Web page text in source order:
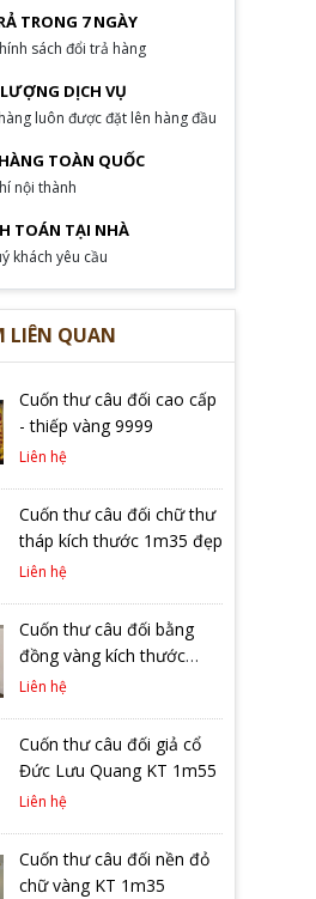
TRONG 7 NGÀY
sách đổi trả hàng
DỊCH VỤ
luôn được đặt lên hàng đầu
TOÀN QUỐC
nội thành
TOÁN TẠI NHÀ
khách yêu cầu
LIÊN QUAN
Cuốn thư câu đối cao cấp
- thiếp vàng 9999
Liên hệ
Cuốn thư câu đối chữ thư
tháp kích thước 1m35 đẹp
Liên hệ
Cuốn thư câu đối bằng
đồng vàng kích thước
1m76
Liên hệ
Cuốn thư câu đối giả cổ
Đức Lưu Quang KT 1m55
Liên hệ
Cuốn thư câu đối nền đỏ
chữ vàng KT 1m35